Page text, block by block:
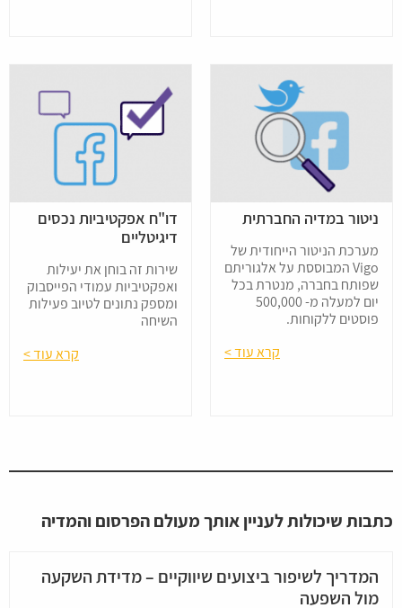
ניטור במדיה החברתית
מערכת הניטור הייחודית של
Vigo המבוססת על אלגוריתם
שפותח בחברה, מנטרת בכל
יום למעלה מ- 500,000
פוסטים ללקוחות.
קרא עוד >
דו"ח אפקטיביות נכסים
דיגיטליים
שירות זה בוחן את יעילות
ואפקטיביות עמודי הפייסבוק
ומספק נתונים לטיוב פעילות
השיחה
קרא עוד >
כתבות שיכולות לעניין אותך מעולם הפרסום והמדיה
המדריך לשיפור ביצועים שיווקיים – מדידת השקעה
מול השפעה